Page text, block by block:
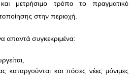
μετρήσιμο τρόπο το πραγματικό
στην περιοχή.
απαντά συγκεκριμένα:
καταργούνται και πόσες νέες μόνιμες